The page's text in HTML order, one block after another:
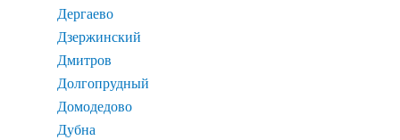
Дергаево
Дзержинский
Дмитров
Долгопрудный
Домодедово
Дубна